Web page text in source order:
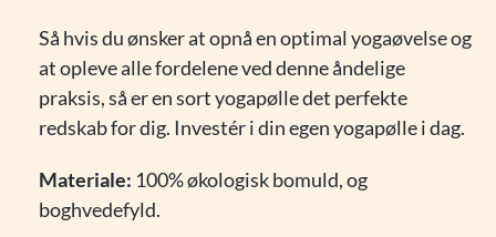
Så hvis du ønsker at opnå en optimal yogaøvelse og
at opleve alle fordelene ved denne åndelige
praksis, så er en sort yogapølle det perfekte
redskab for dig. Investér i din egen yogapølle i dag.
Materiale: 100% økologisk bomuld, og
boghvedefyld.